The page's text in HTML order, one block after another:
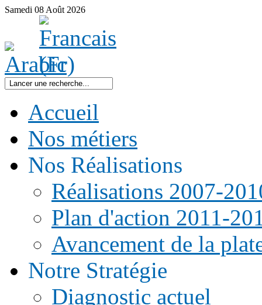
Samedi 08 Août 2026
Accueil
Nos métiers
Nos Réalisations
Réalisations 2007-
Plan d'action 2011-
Avancement de la
Notre Stratégie
Diagnostic actuel